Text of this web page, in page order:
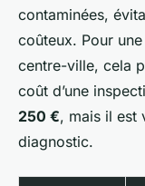
contaminées,
coûteux. Pour
centre-ville, cela
coût d’une
250 €, mais il est
diagnostic.